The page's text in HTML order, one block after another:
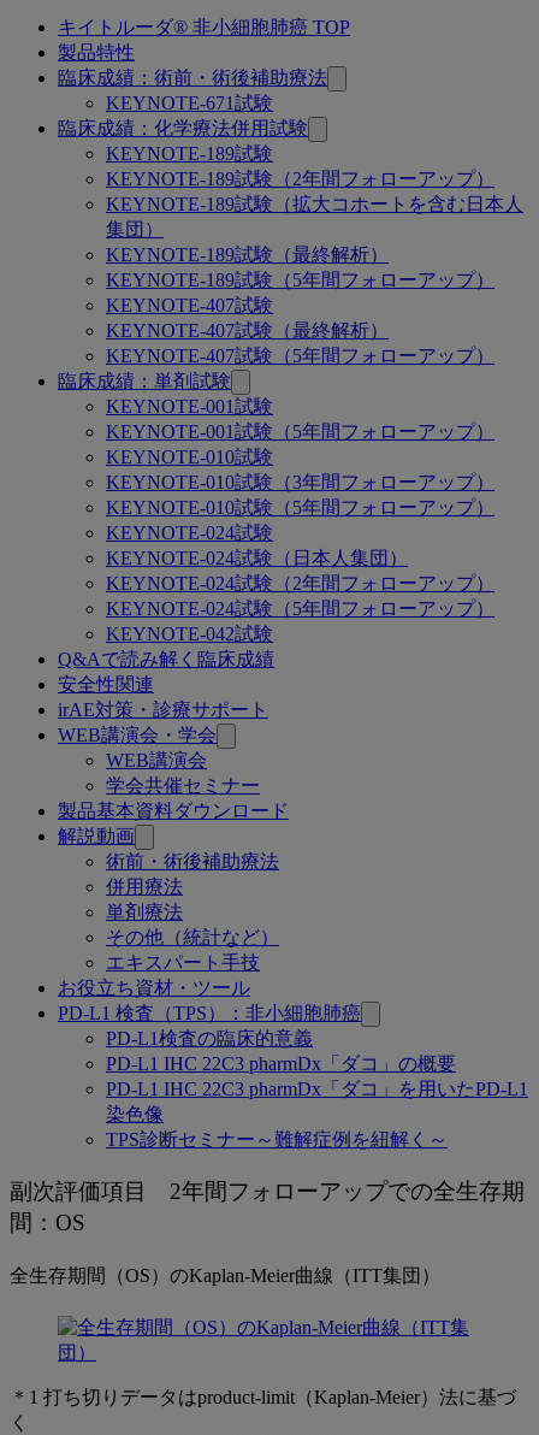
キイトルーダ® 非小細胞肺癌 TOP
製品特性
臨床成績：術前・術後補助療法
KEYNOTE-671試験
臨床成績：化学療法併用試験
KEYNOTE-189試験
KEYNOTE-189試験（2年間フォローアップ）
KEYNOTE-189試験（拡大コホートを含む日本人
集団）
KEYNOTE-189試験（最終解析）
KEYNOTE-189試験（5年間フォローアップ）
KEYNOTE-407試験
KEYNOTE-407試験（最終解析）
KEYNOTE-407試験（5年間フォローアップ）
臨床成績：単剤試験
KEYNOTE-001試験
KEYNOTE-001試験（5年間フォローアップ）
KEYNOTE-010試験
KEYNOTE-010試験（3年間フォローアップ）
KEYNOTE-010試験（5年間フォローアップ）
KEYNOTE-024試験
KEYNOTE-024試験（日本人集団）
KEYNOTE-024試験（2年間フォローアップ）
KEYNOTE-024試験（5年間フォローアップ）
KEYNOTE-042試験
Q&Aで読み解く臨床成績
安全性関連
irAE対策・診療サポート
WEB講演会・学会
WEB講演会
学会共催セミナー
製品基本資料ダウンロード
解説動画
術前・術後補助療法
併用療法
単剤療法
その他（統計など）
エキスパート手技
お役立ち資材・ツール
PD-L1 検査（TPS）：非小細胞肺癌
PD-L1検査の臨床的意義
PD-L1 IHC 22C3 pharmDx「ダコ」の概要
PD-L1 IHC 22C3 pharmDx「ダコ」を用いたPD-L1
染色像
TPS診断セミナー～難解症例を紐解く～
KEYNOTE-
024
試
間
副次評価項目 2年間フォローアップでの全生存期
間：OS
全生存期間（OS）のKaplan-Meier曲線（ITT集団）
＊1 打ち切りデータはproduct-limit（Kaplan-Meier）法に基づ
く